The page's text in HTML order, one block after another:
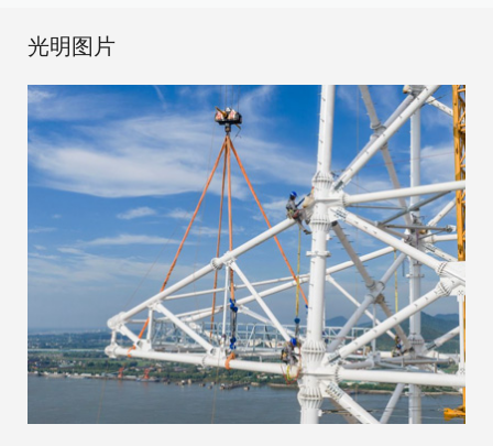
光明图片